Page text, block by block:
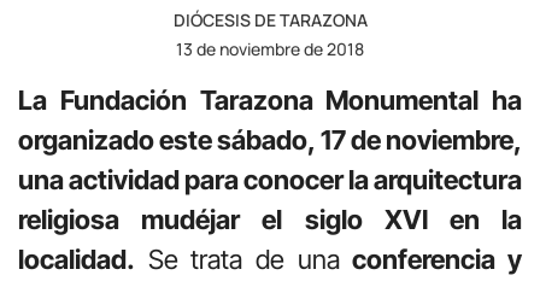
DIÓCESIS DE TARAZONA
13 de noviembre de 2018
La Fundación Tarazona Monumental ha
organizado este sábado, 17 de noviembre,
una actividad para conocer la arquitectura
religiosa mudéjar el siglo XVI en la
localidad. Se trata de unaconferencia y